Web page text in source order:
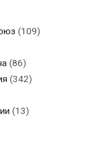
(109)
(86)
(342)
(13)